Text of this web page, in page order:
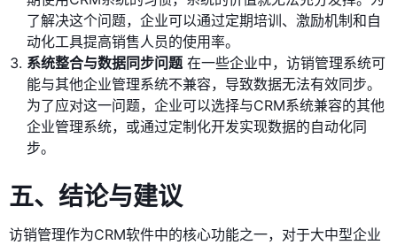
了解决这个问题，企业可以通过定期培训、激励机制和自
动化工具提高销售人员的使用率。
系统整合与数据同步问题在一些企业中，访销管理系统可
能与其他企业管理系统不兼容，导致数据无法有效同步。
为了应对这一问题，企业可以选择与CRM系统兼容的其他
企业管理系统，或通过定制化开发实现数据的自动化同
步。
五、结论与建议
访销管理作为CRM软件中的核心功能之一，对于大中型企业